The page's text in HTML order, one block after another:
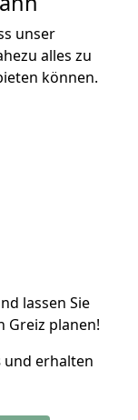
unser
alles zu
können.
lassen Sie
Greiz planen!
und erhalten